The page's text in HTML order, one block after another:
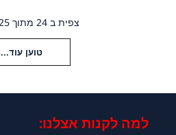
צפית ב 24 מתוך 25 מוצרים
טוען עוד...
למה לקנות אצלנו:​